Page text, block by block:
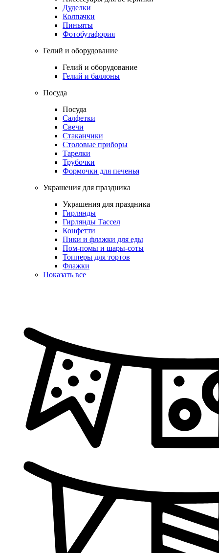
Дуделки
Колпачки
Пиньяты
Фотобутафория
Гелий и оборудование
Гелий и оборудование
Гелий и баллоны
Посуда
Посуда
Салфетки
Свечи
Стаканчики
Столовые приборы
Тарелки
Трубочки
Формочки для печенья
Украшения для праздника
Украшения для праздника
Гирлянды
Гирлянды Тассел
Конфетти
Пики и флажки для еды
Пом-помы и шары-соты
Топперы для тортов
Флажки
Показать все